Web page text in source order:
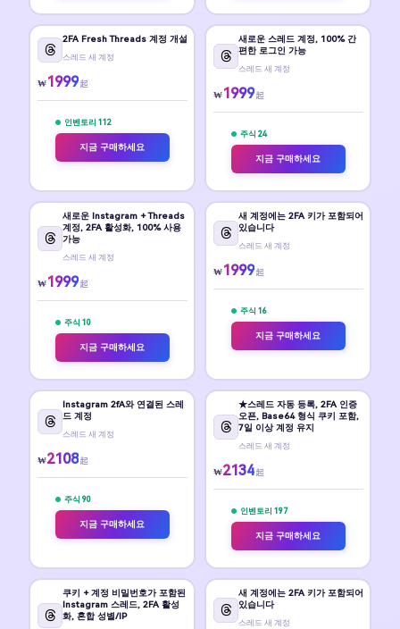
2FA Fresh Threads 계정 개설
스레드 새 계정
₩1999 起
인벤토리 112
지금 구매하세요
새로운 스레드 계정, 100% 간
편한 로그인 가능
스레드 새 계정
₩1999 起
주식 24
지금 구매하세요
새로운 Instagram + Threads
계정, 2FA 활성화, 100% 사용
가능
스레드 새 계정
₩1999 起
주식 10
지금 구매하세요
새 계정에는 2FA 키가 포함되어
있습니다
스레드 새 계정
₩1999 起
주식 16
지금 구매하세요
Instagram 2fA와 연결된 스레
드 계정
스레드 새 계정
₩2108 起
주식 90
지금 구매하세요
★스레드 자동 등록, 2FA 인증
오픈, Base64 형식 쿠키 포함,
7일 이상 계정 유지
스레드 새 계정
₩2134 起
인벤토리 197
지금 구매하세요
쿠키 + 계정 비밀번호가 포함된
Instagram 스레드, 2FA 활성
화, 혼합 성별/IP
새 계정에는 2FA 키가 포함되어
있습니다
스레드 새 계정